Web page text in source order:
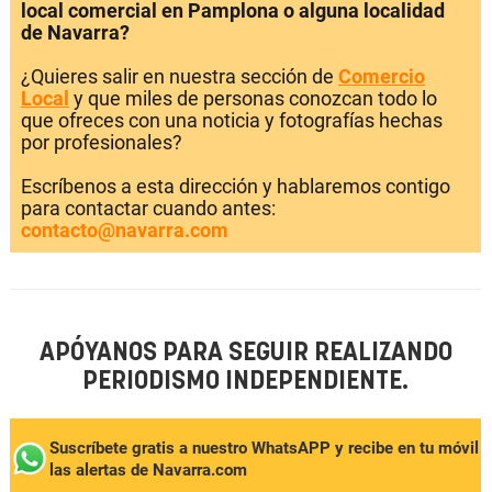
local comercial en Pamplona o alguna localidad
de Navarra?
¿Quieres salir en nuestra sección de Comercio
Local y que miles de personas conozcan todo lo
que ofreces con una noticia y fotografías hechas
por profesionales?
Escríbenos a esta dirección y hablaremos contigo
para contactar cuando antes:
contacto@navarra.com
APÓYANOS PARA SEGUIR REALIZANDO
PERIODISMO INDEPENDIENTE.
Suscríbete gratis a nuestro WhatsAPP y recibe en tu móvil
las alertas de Navarra.com